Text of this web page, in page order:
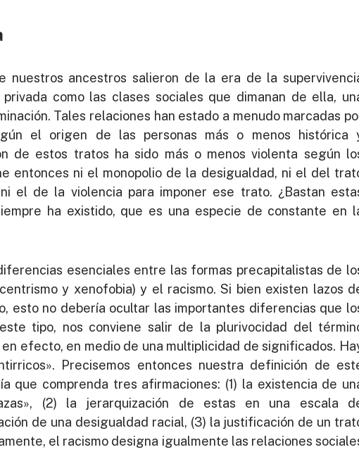
nuestros ancestros salieron de la era de la
como las clases sociales que dimanan de ella,
Tales relaciones han estado a menudo marcadas
el origen de las personas más o menos histórica
de estos tratos ha sido más o menos violenta según
entonces ni el monopolio de la desigualdad, ni el del
el de la violencia para imponer ese trato. ¿Bastan
ha existido, que es una especie de constante en
esenciales entre las formas precapitalistas de
y xenofobia) y el racismo. Si bien existen lazos
esto no debería ocultar las importantes diferencias que
tipo, nos conviene salir de la plurivocidad del
efecto, en medio de una multiplicidad de significados.
Precisemos entonces nuestra definición de
que comprenda tres afirmaciones: (1) la existencia de
(2) la jerarquización de estas en una escala
de una desigualdad racial, (3) la justificación de un
el racismo designa igualmente las relaciones